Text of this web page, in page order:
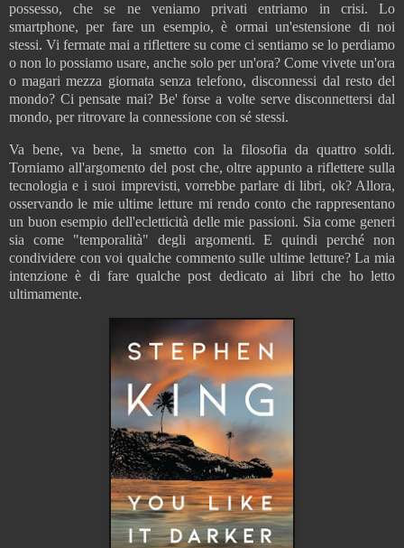
possesso, che se ne veniamo privati entriamo in crisi. Lo
smartphone, per fare un esempio, è ormai un'estensione di noi
stessi. Vi fermate mai a riflettere su come ci sentiamo se lo perdiamo
o non lo possiamo usare, anche solo per un'ora? Come vivete un'ora
o magari mezza giornata senza telefono, disconnessi dal resto del
mondo? Ci pensate mai? Be' forse a volte serve disconnettersi dal
mondo, per ritrovare la connessione con sé stessi.
Va bene, va bene, la smetto con la filosofia da quattro soldi.
Torniamo all'argomento del post che, oltre appunto a riflettere sulla
tecnologia e i suoi imprevisti, vorrebbe parlare di libri, ok? Allora,
osservando le mie ultime letture mi rendo conto che rappresentano
un buon esempio dell'ecletticità delle mie passioni. Sia come generi
sia come "temporalità" degli argomenti. E quindi perché non
condividere con voi qualche commento sulle ultime letture? La mia
intenzione è di fare qualche post dedicato ai libri che ho letto
ultimamente.